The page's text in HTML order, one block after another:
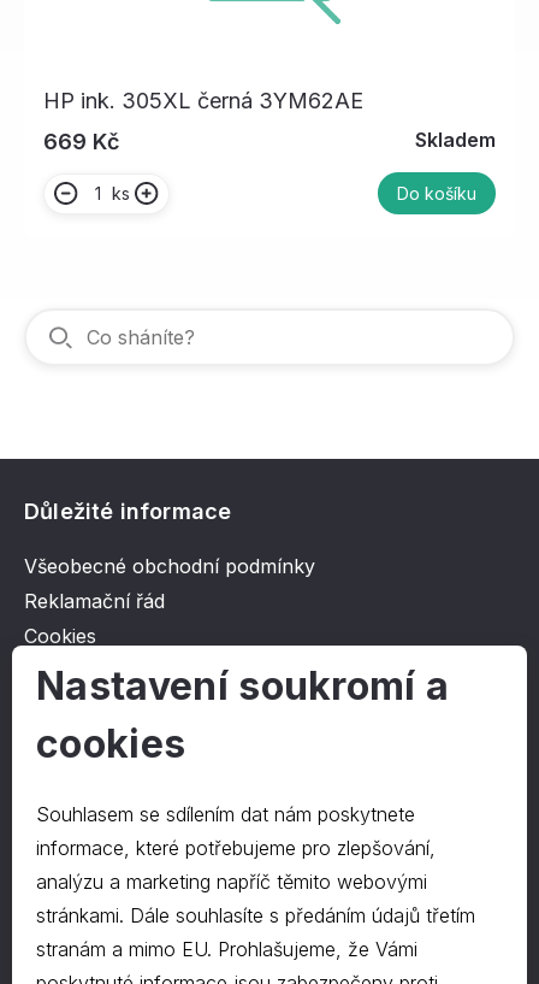
HP ink. 305XL černá 3YM62AE
669 Kč
Skladem
ks Do košíku
Důležité informace
Všeobecné obchodní podmínky
Reklamační řád
Cookies
Ochrana osobních údajů
O společnosti
Kontakt
O nás
Kontakty
Nastavení soukromí a
cookies
Souhlasem se sdílením dat nám poskytnete
informace, které potřebujeme pro zlepšování,
analýzu a marketing napříč těmito webovými
stránkami. Dále souhlasíte s předáním údajů třetím
stranám a mimo EU. Prohlašujeme, že Vámi